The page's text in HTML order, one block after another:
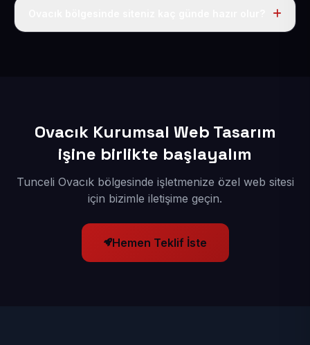
Ovacık Kurumsal Web Tasarım
işine birlikte başlayalım
Tunceli Ovacık bölgesinde işletmenize özel web sitesi
için bizimle iletişime geçin.
Hemen Teklif İste